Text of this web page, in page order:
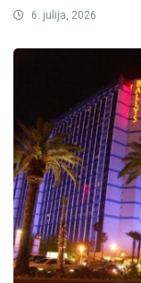
6. julija, 2026